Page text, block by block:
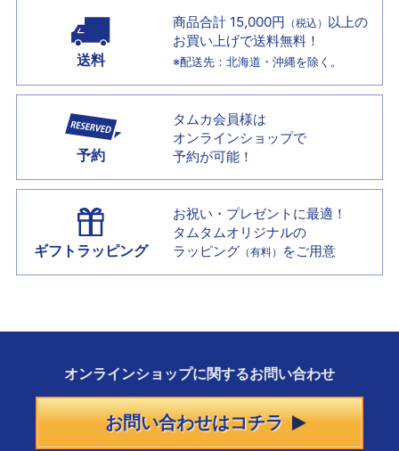
送料
商品合計 15,000円 （税込） 以上の
お買い上げで送料無料！
※配送先：北海道・沖縄を除く。
予約
タムカ会員様は
オンラインショップで
予約が可能！
ギフトラッピング
お祝い・プレゼントに最適！
タムタムオリジナルの
ラッピング （有料） をご用意
オンラインショップに関するお問い合わせ
お問い合わせはコチラ